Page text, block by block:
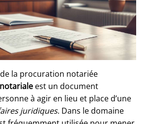
la procuration notariée
est un document
à agir en lieu et place d’une
juridiques. Dans le domaine